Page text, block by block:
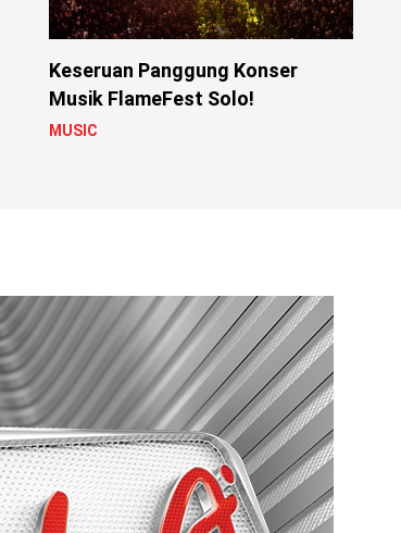
Keseruan Panggung Konser
Musik FlameFest Solo!
MUSIC